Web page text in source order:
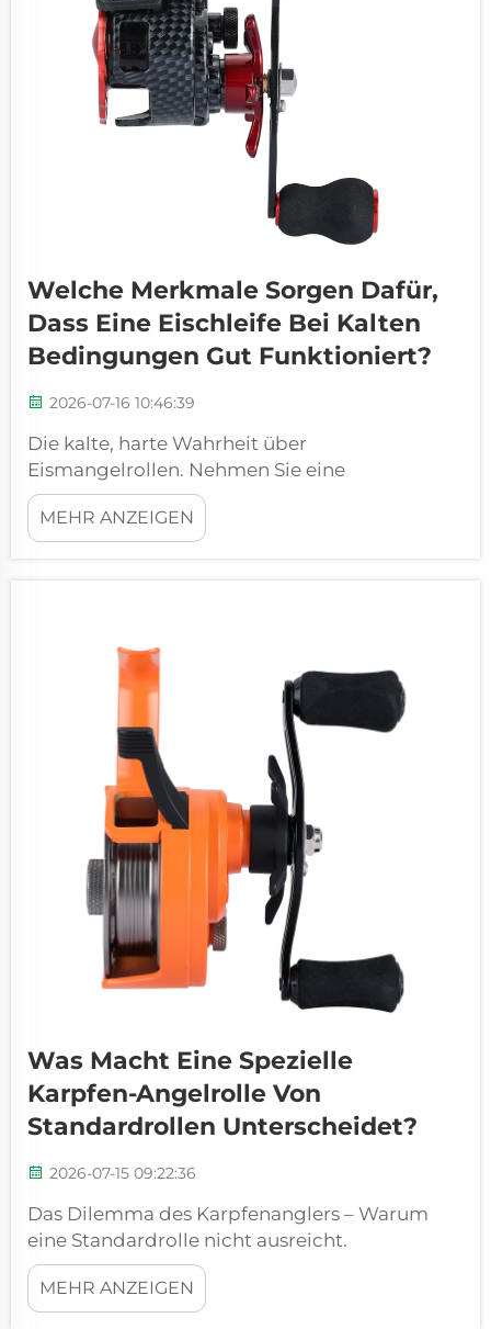
Welche Merkmale Sorgen Dafür,
Dass Eine Eischleife Bei Kalten
Bedingungen Gut Funktioniert?
2026-07-16 10:46:39
Die kalte, harte Wahrheit über
Eismangelrollen. Nehmen Sie eine
herkömmliche Spinnrolle mit auf einen
zugefrorenen See in Minnesota im Januar, und
innerhalb von zwanzig Minuten fühlt sich die
MEHR ANZEIGEN
Was Macht Eine Spezielle
Karpfen-Angelrolle Von
Standardrollen Unterscheidet?
2026-07-15 09:22:36
Das Dilemma des Karpfenanglers – Warum
eine Standardrolle nicht ausreicht.
Karpfenangeln ist nicht einfach Barschangeln
mit größerem Köder. Es ist ein völlig anderes
Spiel, das besondere Anforderungen an die
MEHR ANZEIGEN